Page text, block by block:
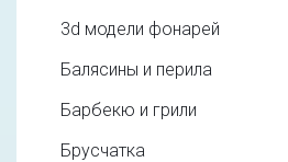
3d модели фонарей
Балясины и перила
Барбекю и грили
Брусчатка